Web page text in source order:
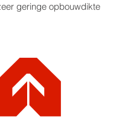
geringe opbouwdikte